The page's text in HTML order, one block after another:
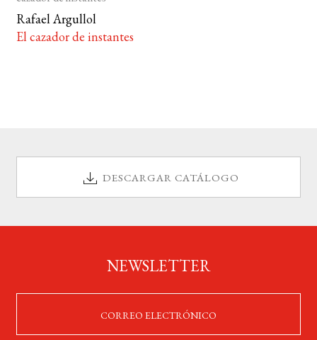
Rafael Argullol
El cazador de instantes
DESCARGAR CATÁLOGO
NEWSLETTER